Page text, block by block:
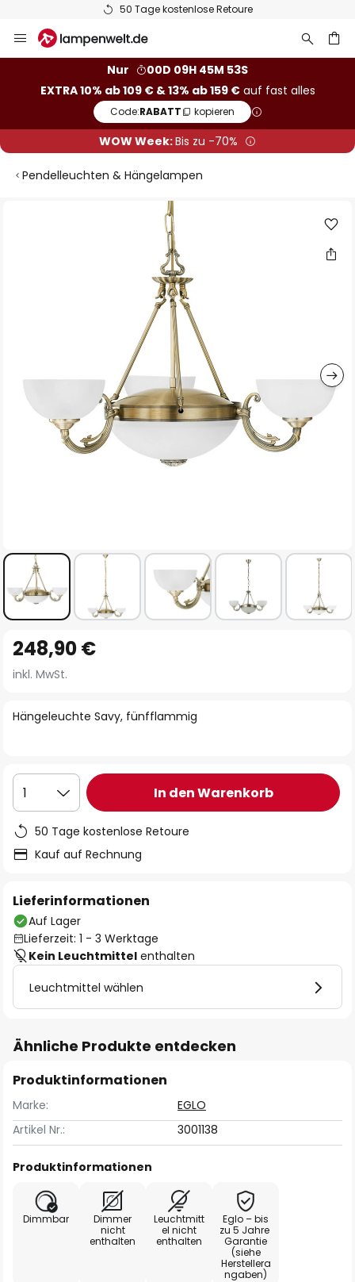
50 Tage kostenlose Retoure
Inhalt
Nur
00D 09H 45M 52S
EXTRA 10% ab 109 € & 13% ab 159 €auf fast alles
Code:RABATT kopieren
WOW Week:Bis zu -70%
Pendelleuchten & Hängelampen
Anfang
der
springen
Hängeleuchte Savy, fünfflammig
248,90 €
inkl. MwSt.
1 In den Warenkorb
50 Tage kostenlose Retoure
Kauf auf Rechnung
Lieferinformationen
Auf Lager
Lieferzeit: 1 - 3 Werktage
Kein Leuchtmittel enthalten
Leuchtmittel wählen
Ähnliche Produkte entdecken
Produktinformationen
Marke:
EGLO
Artikel Nr.:
3001138
Produktinformationen
Dimmbar
Dimmer
nicht
enthalten
Leuchtmitt
el nicht
enthalten
Eglo – bis
zu 5 Jahre
Garantie
(siehe
Herstellera
ngaben)